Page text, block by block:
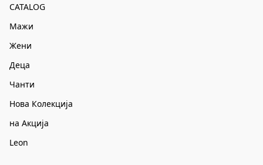
CATALOG
Мажи
Жени
Деца
Чанти
Нова Колекција
на Акција
Leon